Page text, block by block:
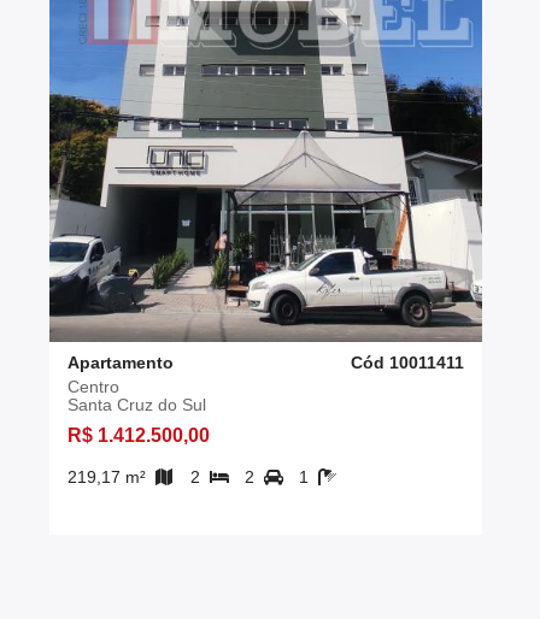
Apartamento
Cód 10011411
Centro
Santa Cruz do Sul
R$ 1.412.500,00
219,17 m² 2 2 1